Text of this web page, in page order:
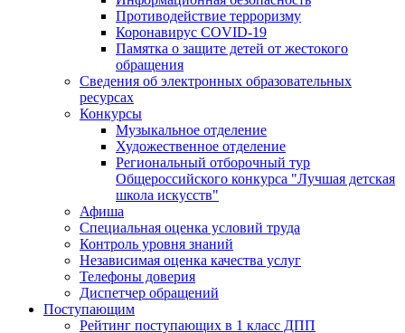
Противодействие терроризму
Коронавирус COVID-19
Памятка о защите детей от жестокого
обращения
Сведения об электронных образовательных
ресурсах
Конкурсы
Музыкальное отделение
Художественное отделение
Региональный отборочный тур
Общероссийского конкурса "Лучшая детская
школа искусств"
Афиша
Специальная оценка условий труда
Контроль уровня знаний
Независимая оценка качества услуг
Телефоны доверия
Диспетчер обращений
Поступающим
Рейтинг поступающих в 1 класс ДПП